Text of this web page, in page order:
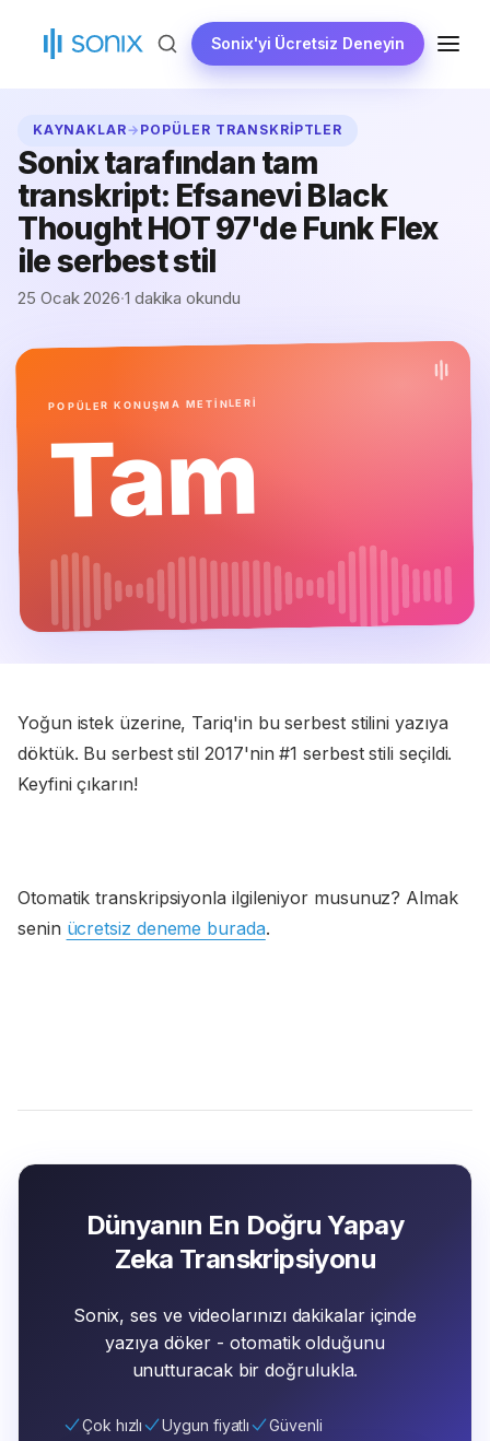
Sonix'yi Ücretsiz Deneyin MENÜ
KAYNAKLAR→ POPÜLER TRANSKRIPTLER
Sonix tarafından tam
transkript: Efsanevi Black
Thought HOT 97'de Funk Flex
ile serbest stil
25 Ocak 2026·1 dakika okundu
POPÜLER KONUŞMA METİNLERİ
Tam
Yoğun istek üzerine, Tariq'in bu serbest stilini yazıya
döktük. Bu serbest stil 2017'nin #1 serbest stili seçildi.
Keyfini çıkarın!
Otomatik transkripsiyonla ilgileniyor musunuz? Almak
senin ücretsiz deneme burada.
Dünyanın En Doğru Yapay
Zeka Transkripsiyonu
Sonix, ses ve videolarınızı dakikalar içinde
yazıya döker - otomatik olduğunu
unutturacak bir doğrulukla.
Çok hızlı Uygun fiyatlı Güvenli